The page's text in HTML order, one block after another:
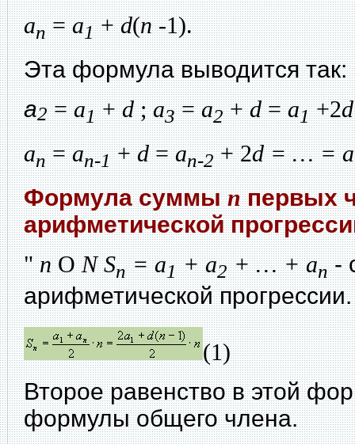
an=a1+d(n-1).
Эта формула выводится так:
а2=a1+d;a3=a2+d=a1+2
an=an-1+d=an-2+ 2d = … = a
Формула суммыnпервых
арифметической
" n О N Sn= a1+ a2+ … + an-
арифметической
(1)
Второе равенство в этой
формулы общего члена.